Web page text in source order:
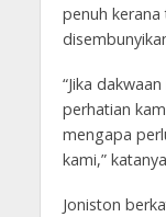
penuh
“Jika
perhatian
mengapa
kami,”
Joniston